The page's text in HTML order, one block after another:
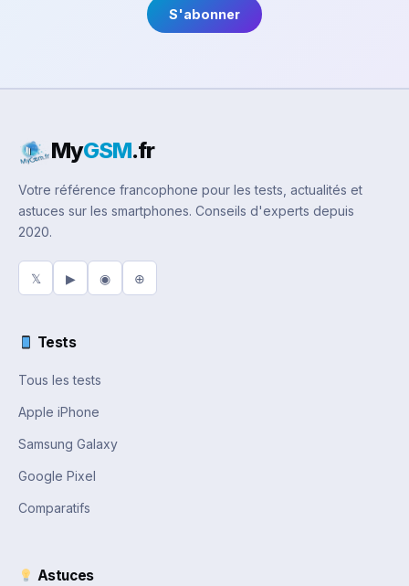
S'abonner
MyGSM.fr
Votre référence francophone pour les tests, actualités et
astuces sur les smartphones. Conseils d'experts depuis
2020.
𝕏 ▶ ◉ ⊕
Tests
Tous les tests
Apple iPhone
Samsung Galaxy
Google Pixel
Comparatifs
Astuces